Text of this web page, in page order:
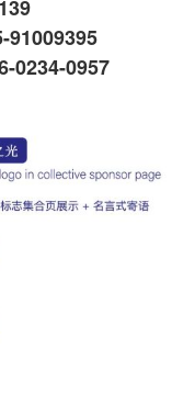
91009395
0234-0957